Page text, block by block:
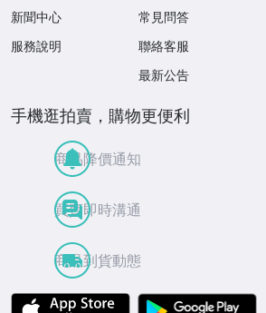
新聞中心
服務說明
常見問答
聯絡客服
最新公告
手機逛拍賣，購物更便利
商品降價通知
買賣即時溝通
商品到貨動態
APP Store